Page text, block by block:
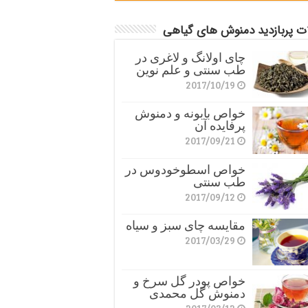
پربازدید دمنوش های گیاهی
چای اولانگ و لاغری در
طب سنتی و علم نوین
2017/10/19
خواص بابونه و دمنوش
پرفایده آن
2017/09/21
خواص اسطوخودوس در
طب سنتی
2017/09/12
مقایسه چای سبز و سیاه
2017/03/29
خواص پودر گل سرخ و
دمنوش گل محمدی